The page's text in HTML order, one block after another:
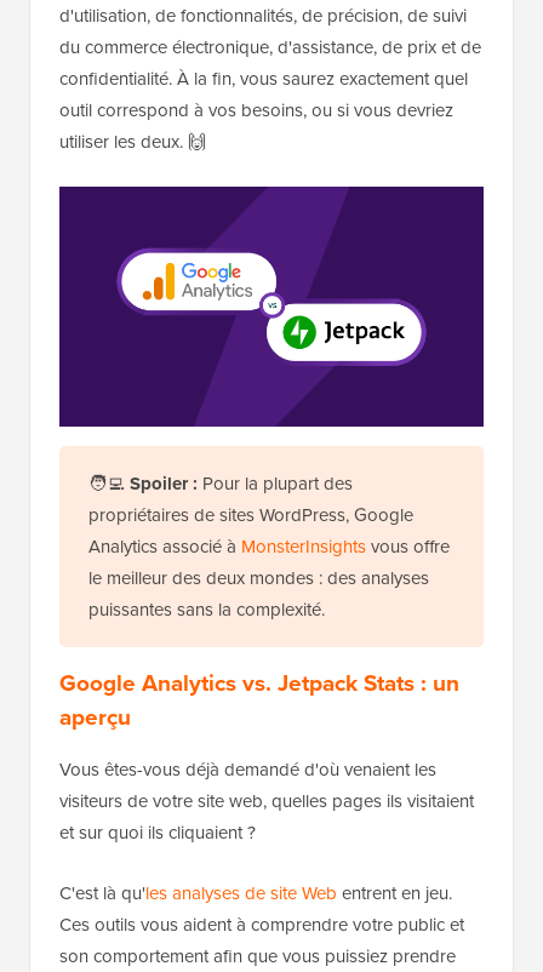
d'utilisation, de fonctionnalités, de précision, de suivi
du commerce électronique, d'assistance, de prix et de
confidentialité. À la fin, vous saurez exactement quel
outil correspond à vos besoins, ou si vous devriez
utiliser les deux. 🙌
🧑‍💻 Spoiler : Pour la plupart des
propriétaires de sites WordPress, Google
Analytics associé à MonsterInsightsvous offre
le meilleur des deux mondes : des analyses
puissantes sans la complexité.
Google Analytics vs. Jetpack Stats : un
aperçu
Vous êtes-vous déjà demandé d'où venaient les
visiteurs de votre site web, quelles pages ils visitaient
et sur quoi ils cliquaient ?
C'est là qu'les analyses de site Web entrent en jeu.
Ces outils vous aident à comprendre votre public et
son comportement afin que vous puissiez prendre